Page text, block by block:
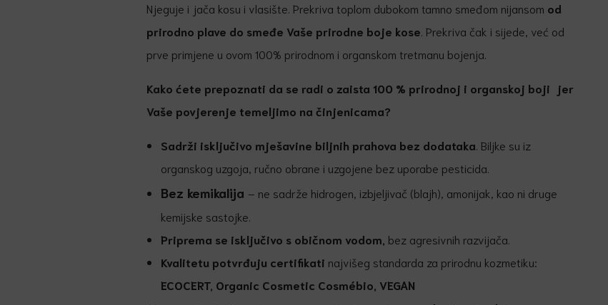
Njeguje i jača kosu i vlasište. Prekriva toplom dubokom tamno smeđom nijansom od
prirodno plave do smeđe Vaše prirodne boje kose . Prekriva čak i sijede, već od
prve primjene u ovom 100% prirodnom i organskom tretmanu bojenja.
Kako ćete prepoznati da se radi o zaista 100 % prirodnoj i organskoj boji jer
Vaše povjerenje temeljimo na činjenicama?
Sadrži isključivo mješavine biljnih prahova bez dodataka . Biljke su iz
organskog uzgoja, ručno obrane i uzgojene bez uporabe pesticida.
Bez kemikalija – ne sadrže hidrogen, izbjeljivač (blajh), amonijak, kao ni druge
kemijske sastojke.
Priprema se isključivo s običnom vodom, bez agresivnih razvijača.
Kvalitetu potvrđuju certifikati najvišeg standarda za prirodnu kozmetiku:
ECOCERT, Organic Cosmetic Cosmébio, VEGAN